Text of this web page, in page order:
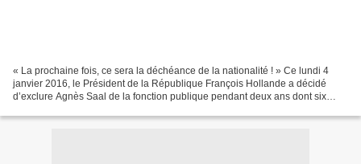
« La prochaine fois, ce sera la déchéance de la nationalité ! » Ce lundi 4
janvier 2016, le Président de la République François Hollande a décidé
d’exclure Agnès Saal de la fonction publique pendant deux ans dont six